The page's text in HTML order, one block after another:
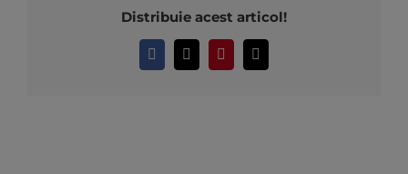
Distribuie acest articol!
Facebook
X Pinterest
E-
mail: